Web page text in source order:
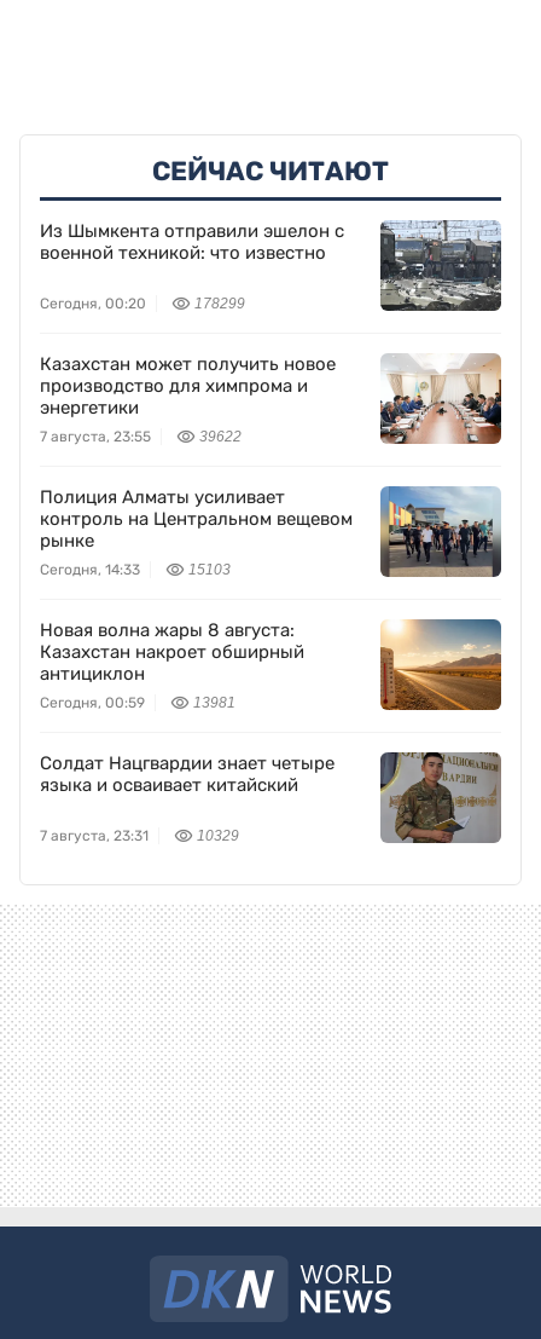
СЕЙЧАС ЧИТАЮТ
Из Шымкента отправили эшелон с
военной техникой: что известно
Сегодня, 00:20 178299
Казахстан может получить новое
производство для химпрома и
энергетики
7 августа, 23:55 39622
Полиция Алматы усиливает
контроль на Центральном вещевом
рынке
Сегодня, 14:33 15103
Новая волна жары 8 августа:
Казахстан накроет обширный
антициклон
Сегодня, 00:59 13981
Солдат Нацгвардии знает четыре
языка и осваивает китайский
7 августа, 23:31 10329